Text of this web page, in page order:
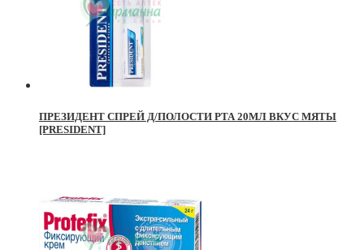
ПРЕЗИДЕНТ СПРЕЙ Д/ПОЛОСТИ РТА 20МЛ ВКУС МЯТЫ
[PRESIDENT]